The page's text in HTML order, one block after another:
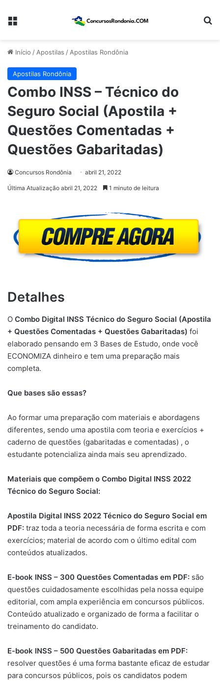
Menu
Início /Apostilas /Apostilas Rondônia
Apostilas Rondônia
Combo INSS – Técnico do
Seguro Social (Apostila +
Questões Comentadas +
Questões Gabaritadas)
Concursos Rondônia abril 21, 2022
Última Atualização abril 21, 2022 1 minuto de leitura
Detalhes
O Combo Digital INSS Técnico do Seguro Social (Apostila
+ Questões Comentadas + Questões Gabaritadas) foi
elaborado pensando em 3 Bases de Estudo, onde você
ECONOMIZA dinheiro e tem uma preparação mais
completa.
Que bases são essas?
Ao formar uma preparação com materiais e abordagens
diferentes, sendo uma apostila com teoria e exercícios +
caderno de questões (gabaritadas e comentadas) , o
estudante potencializa ainda mais seu aprendizado.
Materiais que compõem o Combo Digital INSS 2022
Técnico do Seguro Social:
Apostila Digital INSS 2022 Técnico do Seguro Social em
PDF: traz toda a teoria necessária de forma escrita e com
exercícios; material de acordo com o último edital com
conteúdos atualizados.
E-book INSS – 300 Questões Comentadas em PDF: são
questões cuidadosamente escolhidas pela nossa equipe
editorial, com ampla experiência em concursos públicos.
Conteúdo atualizado e organizado de forma a facilitar o
treinamento do candidato.
E-book INSS – 500 Questões Gabaritadas em PDF:
resolver questões é uma forma bastante eficaz de estudar
para concursos públicos, pois os candidatos podem